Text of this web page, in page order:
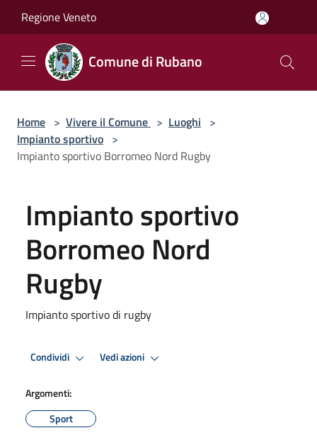
Regione Veneto
Comune di Rubano
Home > Vivere il Comune > Luoghi >
Impianto sportivo >
Impianto sportivo Borromeo Nord Rugby
Impianto sportivo
Borromeo Nord
Rugby
Impianto sportivo di rugby
Condividi Vedi azioni
Argomenti:
Sport